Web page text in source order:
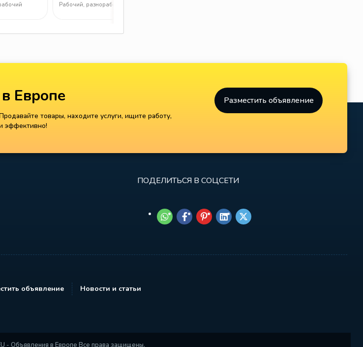
Рабочий, разнорабочий
Европе
товары, находите услуги, ищите работу,
эффективно!
Разместить объявление
ПОДЕЛИТЬСЯ В СОЦСЕТИ
объявление Новости и статьи
- Объявления в Европе Все права защищены.